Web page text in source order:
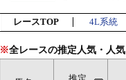
レースTOP 4L系統
※全レースの推定人気・人